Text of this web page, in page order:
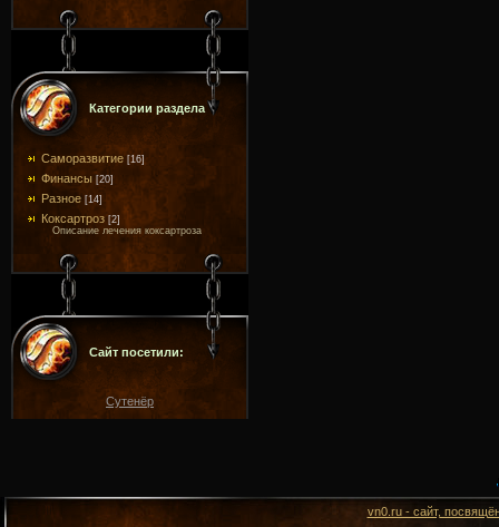
Категории раздела
Саморазвитие [16]
Финансы [20]
Разное [14]
Коксартроз [2]
Описание лечения коксартроза
Сайт посетили:
Сутенёр
vn0.ru - сайт,